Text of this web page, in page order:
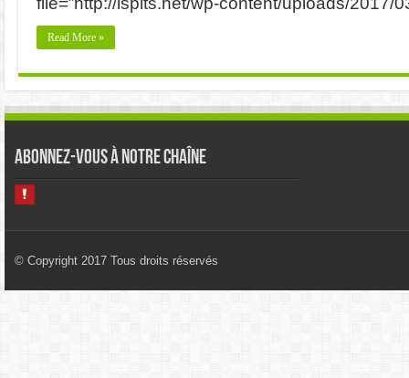
Read More »
Abonnez-vous à notre chaîne
© Copyright 2017 Tous droits réservés